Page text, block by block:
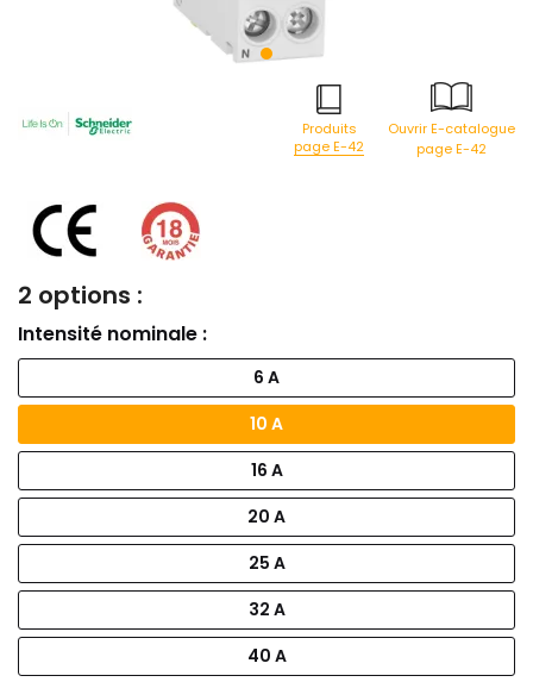
Produits
page E-42
Ouvrir E-catalogue
page E-42
2 options :
Intensité nominale :
6 A
10 A
16 A
20 A
25 A
32 A
40 A